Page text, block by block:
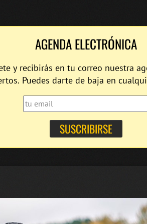
AGENDA ELECTRÓNICA
y recibirás en tu correo nuestra
Puedes darte de baja en